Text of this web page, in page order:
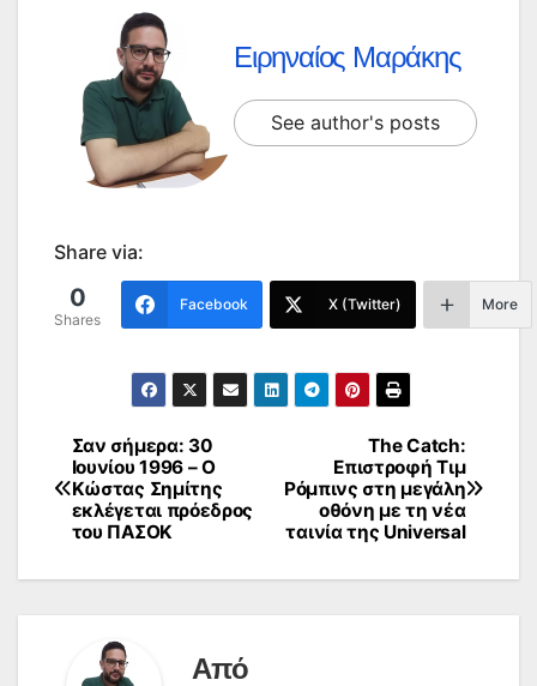
Ειρηναίος Μαράκης
See author's posts
Share via:
0
Shares
Facebook X (Twitter) More
Πλοήγηση
άρθρων
The Catch:
Επιστροφή Τιμ
Ρόμπινς στη μεγάλη
οθόνη με τη νέα
ταινία της Universal
Σαν σήμερα: 30
Ιουνίου 1996 – Ο
Κώστας Σημίτης
εκλέγεται πρόεδρος
του ΠΑΣΟΚ
Από